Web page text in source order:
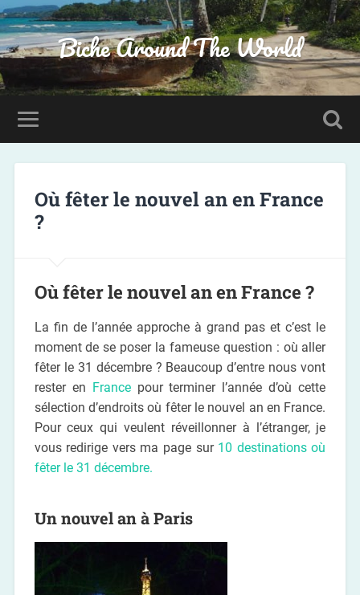
Biche Around The World
Où fêter le nouvel an en France
?
Où fêter le nouvel an en France ?
La fin de l’année approche à grand pas et c’est le
moment de se poser la fameuse question : où aller
fêter le 31 décembre ? Beaucoup d’entre nous vont
rester en Francepour terminer l’année d’où cette
sélection d’endroits où fêter le nouvel an en France.
Pour ceux qui veulent réveillonner à l’étranger, je
vous redirige vers ma page sur 10 destinations où
fêter le 31 décembre.
Un nouvel an à Paris